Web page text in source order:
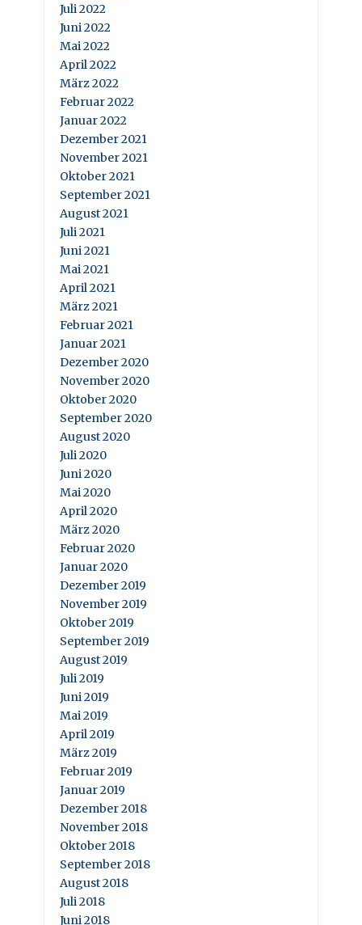
Juli 2022
Juni 2022
Mai 2022
April 2022
März 2022
Februar 2022
Januar 2022
Dezember 2021
November 2021
Oktober 2021
September 2021
August 2021
Juli 2021
Juni 2021
Mai 2021
April 2021
März 2021
Februar 2021
Januar 2021
Dezember 2020
November 2020
Oktober 2020
September 2020
August 2020
Juli 2020
Juni 2020
Mai 2020
April 2020
März 2020
Februar 2020
Januar 2020
Dezember 2019
November 2019
Oktober 2019
September 2019
August 2019
Juli 2019
Juni 2019
Mai 2019
April 2019
März 2019
Februar 2019
Januar 2019
Dezember 2018
November 2018
Oktober 2018
September 2018
August 2018
Juli 2018
Juni 2018